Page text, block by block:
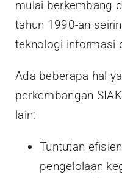
mulai berkembang
tahun 1990-an
teknologi informasi
Ada beberapa hal
perkembangan
lain:
Tuntutan
pengelolaan